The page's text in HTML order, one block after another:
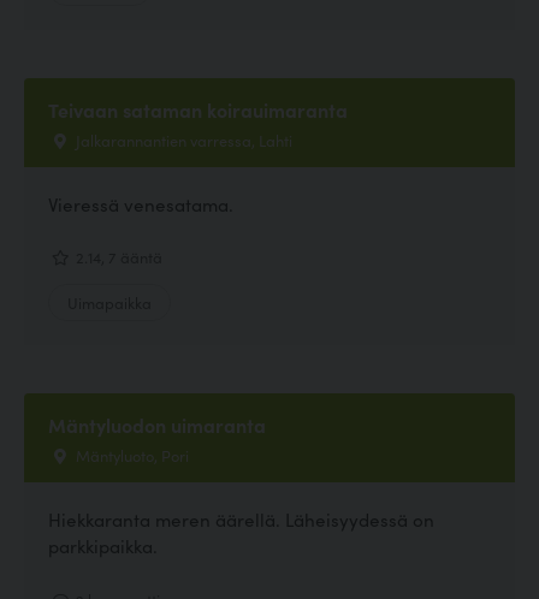
Teivaan sataman koirauimaranta
Jalkarannantien varressa, Lahti
Vieressä venesatama.
Mäntyluodon uimaranta
Mäntyluoto, Pori
Hiekkaranta meren äärellä. Läheisyydessä on
parkkipaikka.